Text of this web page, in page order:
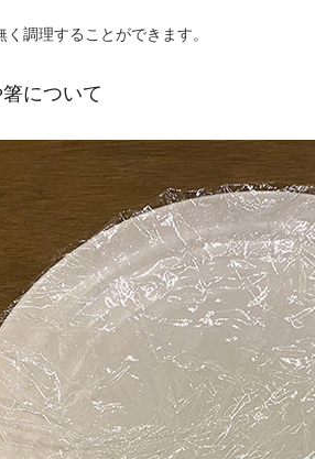
調理することができます。
について